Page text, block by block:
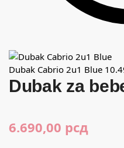
Dubak Cabrio 2u1 Blue
Dubak za
6.690,00 рсд